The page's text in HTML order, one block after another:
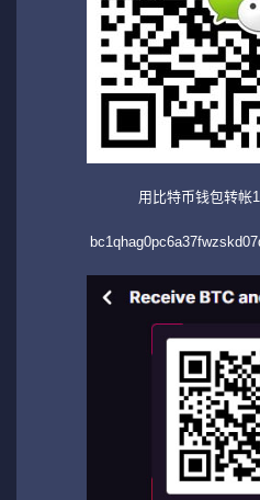
用比特币钱包转帐